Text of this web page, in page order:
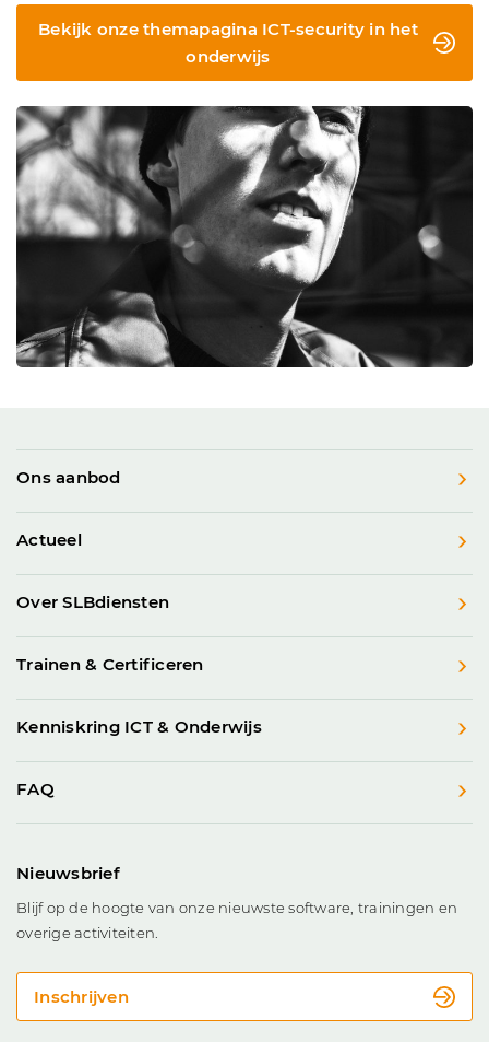
Bekijk onze themapagina ICT-security in het
onderwijs
Ons aanbod
Actueel
Over SLBdiensten
Trainen & Certificeren
Kenniskring ICT & Onderwijs
FAQ
Nieuwsbrief
Blijf op de hoogte van onze nieuwste software, trainingen en
overige activiteiten.
Inschrijven